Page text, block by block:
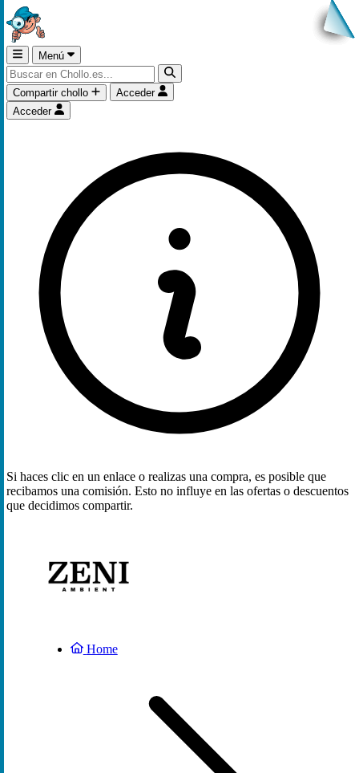
Menú
Compartir chollo
Acceder
Acceder
Si haces clic en un enlace o realizas una compra, es posible que
recibamos una comisión. Esto no influye en las ofertas o descuentos
que decidimos compartir.
Home